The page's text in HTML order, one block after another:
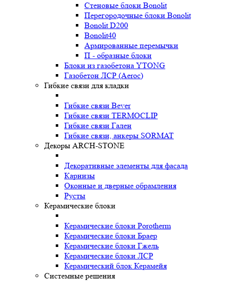
Стеновые блоки Bonolit
Перегородочные блоки Bonolit
Bonolit D200
Bonolit40
Армированные перемычки
П - образные блоки
Блоки из газобетона YTONG
Газобетон ЛСР (Aeroc)
Гибкие связи для кладки
Гибкие связи Bever
Гибкие связи TERMOCLIP
Гибкие связи Гален
Гибкие связи, анкеры SORMAT
Декоры ARCH-STONE
Декоративные элементы для фасада
Карнизы
Оконные и дверные обрамления
Русты
Керамические блоки
Керамические блоки Porotherm
Керамические блоки Браер
Керамические блоки Гжель
Керамические блоки ЛСР
Керамический блок Керамейя
Системные решения